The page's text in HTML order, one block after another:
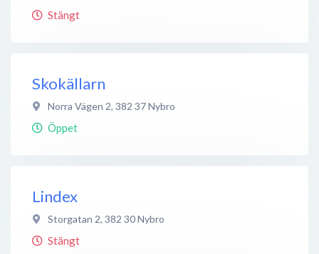
Stängt
Skokällarn
Norra Vägen 2, 382 37Nybro
Öppet
Lindex
Storgatan 2, 382 30Nybro
Stängt